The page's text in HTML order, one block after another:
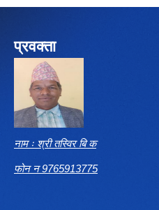
प्रवक्ता
नाम ः श्री तस्विर बि क
फोन न 9765913775